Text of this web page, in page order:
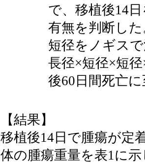
で、移植後14
有無を判断し
短径をノギス
長径×短径×短
後60日間死亡
【結果】
移植後14日で腫瘍が定
体の腫瘍重量を表1に